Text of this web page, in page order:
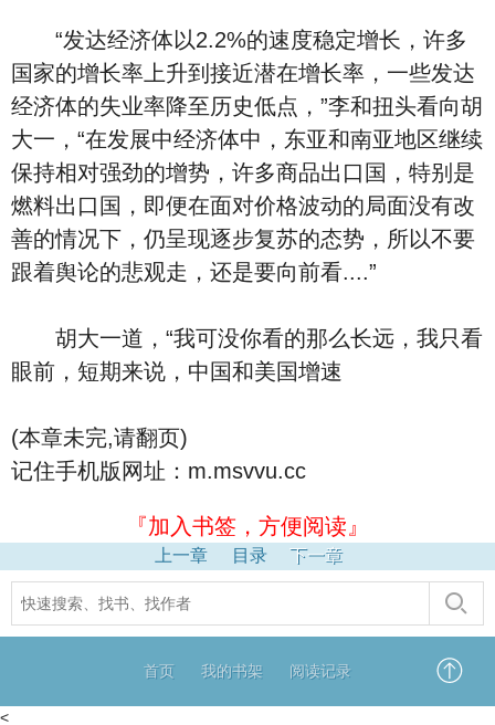
“发达经济体以2.2%的速度稳定增长，许多
国家的增长率上升到接近潜在增长率，一些发达
经济体的失业率降至历史低点，”李和扭头看向胡
大一，“在发展中经济体中，东亚和南亚地区继续
保持相对强劲的增势，许多商品出口国，特别是
燃料出口国，即便在面对价格波动的局面没有改
善的情况下，仍呈现逐步复苏的态势，所以不要
跟着舆论的悲观走，还是要向前看....”
胡大一道，“我可没你看的那么长远，我只看
眼前，短期来说，中国和美国增速
(本章未完,请翻页)
记住手机版网址：m.msvvu.cc
『加入书签，方便阅读』
上一章 目录 下一章
首页 我的书架 阅读记录
<